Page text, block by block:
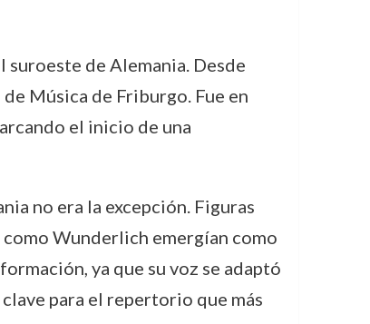
suroeste de Alemania. Desde
Música de Friburgo. Fue en
el inicio de una
no era la excepción. Figuras
Wunderlich emergían como
ya que su voz se adaptó
para el repertorio que más